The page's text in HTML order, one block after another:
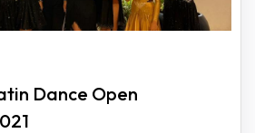
Dance Open